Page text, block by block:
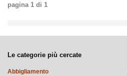
pagina 1 di 1
Le categorie più cercate
Abbigliamento